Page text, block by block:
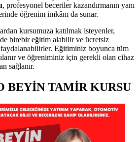
, profesyonel beceriler kazandırmanın yanı
öğrenim imkânı da sunar.
kursumuza katılmak isteyenler,
birebir eğitim alabilir ve ücretsiz
faydalanabilirler. Eğitiminiz boyunca tüm
ve öğreniminiz için gerekli olan cihaz
sağlanır.
BEYİN TAMİR KURSU